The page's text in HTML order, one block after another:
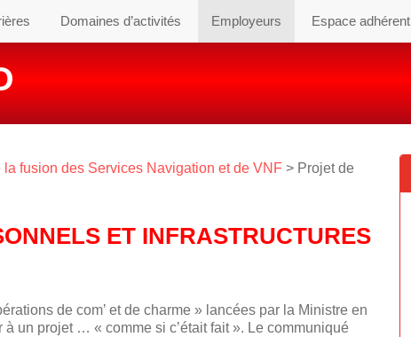
Domaines d’activités Employeurs Espace adhérent
la fusion des Services Navigation et de VNF > Projet de
ET INFRASTRUCTURES
de com’ et de charme » lancées par la Ministre en
un projet … « comme si c’était fait ». Le communiqué